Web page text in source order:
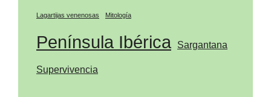
Lagartijas venenosas Mitología
Península Ibérica Sargantana
Supervivencia